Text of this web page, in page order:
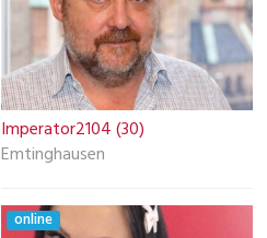
Imperator2104 (30)
Emtinghausen
online